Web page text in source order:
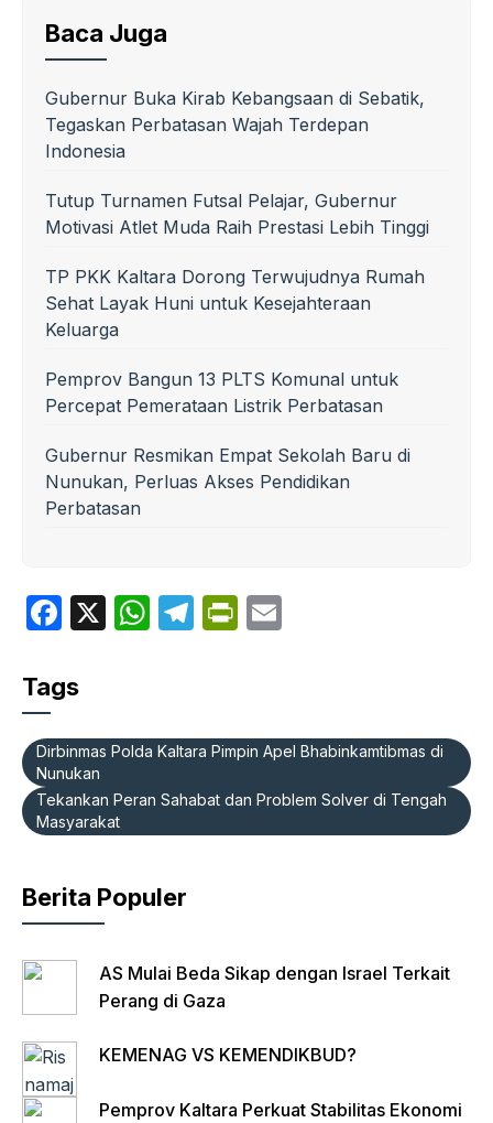
Baca Juga
Gubernur Buka Kirab Kebangsaan di Sebatik,
Tegaskan Perbatasan Wajah Terdepan
Indonesia
Tutup Turnamen Futsal Pelajar, Gubernur
Motivasi Atlet Muda Raih Prestasi Lebih Tinggi
TP PKK Kaltara Dorong Terwujudnya Rumah
Sehat Layak Huni untuk Kesejahteraan
Keluarga
Pemprov Bangun 13 PLTS Komunal untuk
Percepat Pemerataan Listrik Perbatasan
Gubernur Resmikan Empat Sekolah Baru di
Nunukan, Perluas Akses Pendidikan
Perbatasan
F
c
b
o
o
X
W
A
p
p
T
a
m
P
ie
n
dl
Tags
Dirbinmas Polda Kaltara Pimpin Apel Bhabinkamtibmas di
Nunukan
Tekankan Peran Sahabat dan Problem Solver di Tengah
Masyarakat
Berita Populer
AS Mulai Beda Sikap dengan Israel Terkait
Perang di Gaza
KEMENAG VS KEMENDIKBUD?
Pemprov Kaltara Perkuat Stabilitas Ekonomi